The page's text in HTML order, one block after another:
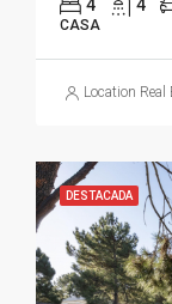
4 4
CASA
Location Real
DESTACADA